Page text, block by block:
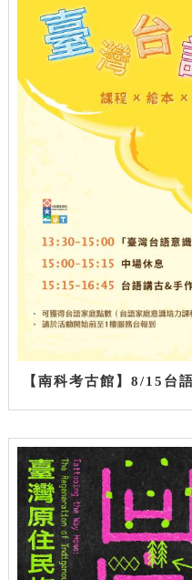
【南科考古館】8/15台